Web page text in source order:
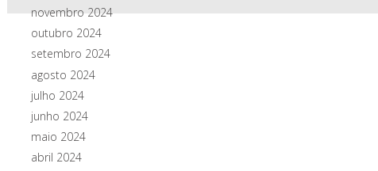
novembro 2024
outubro 2024
setembro 2024
agosto 2024
julho 2024
junho 2024
maio 2024
abril 2024